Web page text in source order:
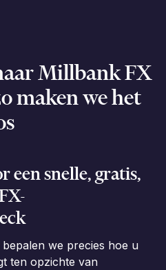
Millbank FX
maken we het
een snelle, gratis,
we precies hoe u
ten opzichte van